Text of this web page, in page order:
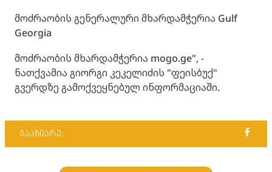
მოძრაობის გენერალური მხარდამჭერია Gulf
Georgia
მოძრაობის მხარდამჭერია mogo.ge", -
ნათქვამია გიორგი კეკელიძის "ფეისბუქ"
გვერდზე გამოქვეყნებულ ინფორმაციაში.
გააზიარე: